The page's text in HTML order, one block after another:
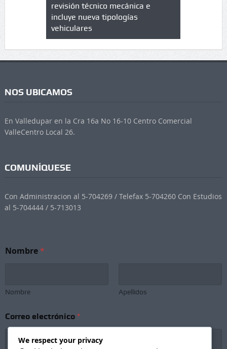
en
revisión técnico mecánica e
incluye nueva tipologías
vehiculares
NOS UBICAMOS
En Valledupar en la Cra 16a No 16-10 Centro Comercial
ValleCentro Local 26.
COMUNÍQUESE
Con Administracion al 5-704269 / Telefax 5-704260 Con Estudios
al 5-704444 / 5-713013
o
o
r
Nombre*
Nombre Apellidos
Correo electrónico *
We respect your privacy